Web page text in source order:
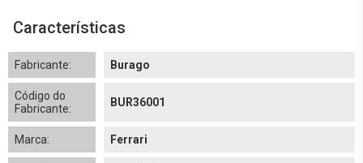
Características
Fabricante: Burago
Código do
Fabricante:
BUR36001
Marca: Ferrari